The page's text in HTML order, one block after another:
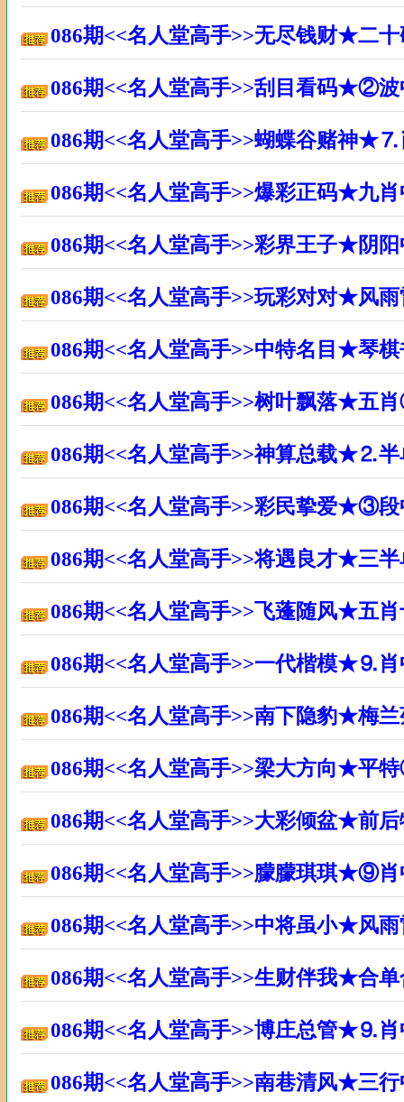
086期<<名人堂高手>>无尽钱财★二
086期<<名人堂高手>>刮目看码★②
086期<<名人堂高手>>蝴蝶谷赌神
086期<<名人堂高手>>爆彩正码★九
086期<<名人堂高手>>彩界王子★阴
086期<<名人堂高手>>玩彩对对★风
086期<<名人堂高手>>中特名目★琴
086期<<名人堂高手>>树叶飘落★五
086期<<名人堂高手>>神算总载★⒉
086期<<名人堂高手>>彩民挚爱★③
086期<<名人堂高手>>将遇良才★三
086期<<名人堂高手>>飞蓬随风★五
086期<<名人堂高手>>一代楷模★⒐
086期<<名人堂高手>>南下隐豹★梅
086期<<名人堂高手>>梁大方向★平
086期<<名人堂高手>>大彩倾盆★前
086期<<名人堂高手>>朦朦琪琪★⑨
086期<<名人堂高手>>中将虽小★风
086期<<名人堂高手>>生财伴我★合
086期<<名人堂高手>>博庄总管★⒐
086期<<名人堂高手>>南巷清风★三